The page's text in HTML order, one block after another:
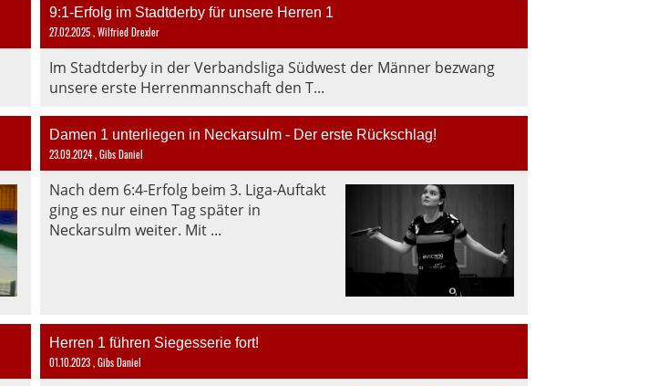
9:1-Erfolg im Stadtderby für unsere Herren 1
27.02.2025, Wilfried Drexler
Im Stadtderby in der Verbandsliga Südwest der Männer bezwang
unsere erste Herrenmannschaft den T...
Damen 1 unterliegen in Neckarsulm - Der erste Rückschlag!
23.09.2024, Gibs Daniel
Nach dem 6:4-Erfolg beim 3. Liga-Auftakt
ging es nur einen Tag später in
Neckarsulm weiter. Mit ...
Herren 1 führen Siegesserie fort!
01.10.2023, Gibs Daniel